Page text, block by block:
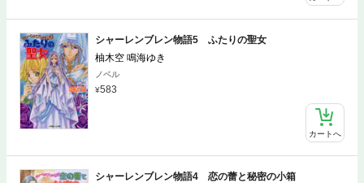
シャーレンブレン物語5 ふたりの聖女
柚木空 鳴海ゆき
ノベル
583
カートへ
シャーレンブレン物語4 恋の蕾と秘密の小箱